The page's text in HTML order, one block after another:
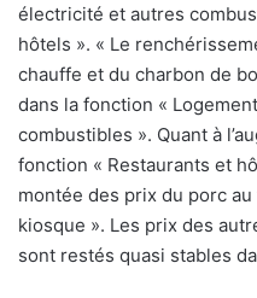
électricité et autres
hôtels ». « Le
chauffe et du charbon de
dans la fonction «
combustibles ». Quant à
fonction « Restaurants et
montée des prix du porc
kiosque ». Les prix des
sont restés quasi stables